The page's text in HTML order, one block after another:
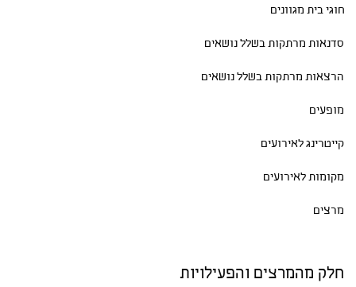
חוגי בית מגוונים
סדנאות מרתקות בשלל נושאים
הרצאות מרתקות בשלל נושאים
מופעים
קייטרינג לאירועים
מקומות לאירועים
מרצים
חלק מהמרצים והפעילויות